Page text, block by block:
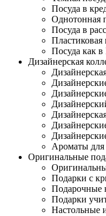
Посуда в
Однотонная
Посуда в
Пластиковая
Посуда как
Дизайнерская
Ароматы для
Оригинальные
Подарки с
Подарочные
Подарки
Настольные